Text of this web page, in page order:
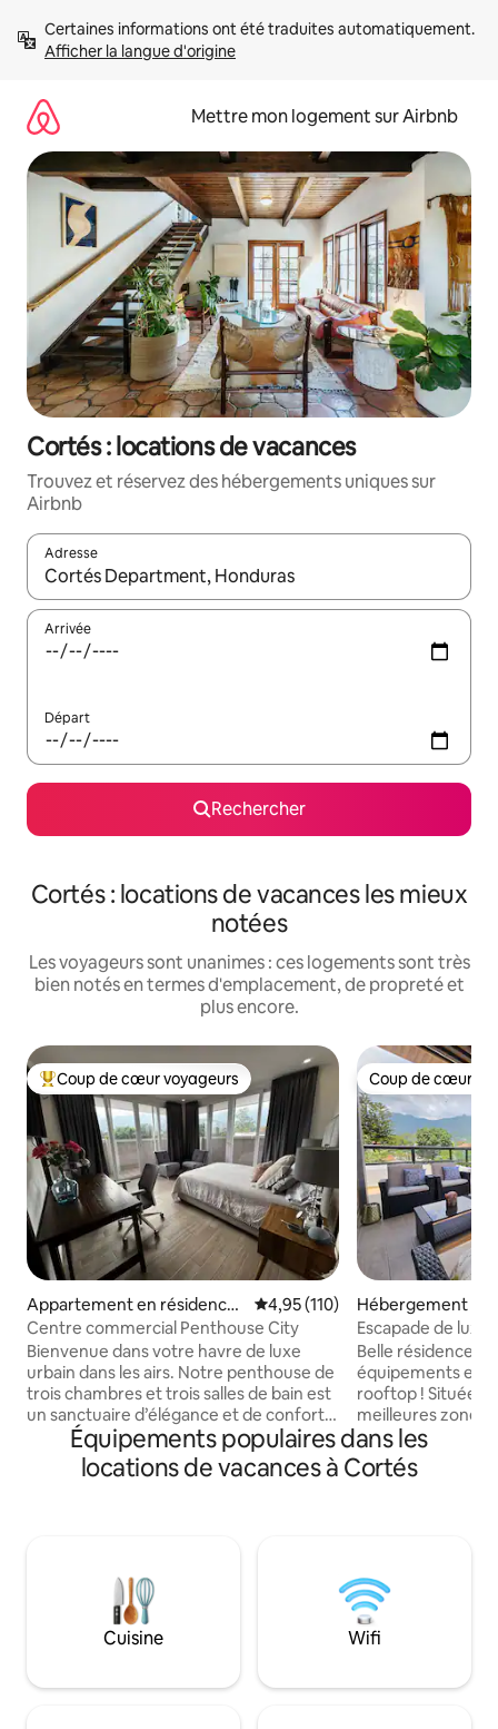
directement
Afficher la langue d'origine
Mettre mon logement sur Airbnb
Cortés : locations de vacances
Trouvez et réservez des hébergements uniques sur
Airbnb
Adresse
Lorsque les résultats s'affichent, utilisez les flèches vers le
Arrivée
Départ
Rechercher
Cortés : locations de vacances les mieux
notées
Les voyageurs sont unanimes : ces logements sont très
bien notés en termes d'emplacement, de propreté et
plus encore.
Coups de cœur voyageurs les plus appréciés
Coup de cœur voyageurs
Appartement en résidence ⋅
San Pedro Sula
Évaluation moyenne sur la
4,95 (110)
Centre commercial Penthouse City
Bienvenue dans votre havre de luxe
urbain dans les airs. Notre penthouse de
trois chambres et trois salles de bain est
un sanctuaire d’élégance et de confort,
conçu pour impressionner et offrir une
expérience de vie inégalée. Dès que
vous entrerez, vous serez accueilli par
naturellement sur le coin repas et la
cuisine, où vous pourrez prendre vos
repas en profitant d’une vue
panoramique sur El Merendón. Nous
stationnement à l’intérieur.
Coup de cœur
Coup de cœur
Hébergement ⋅
ula
Escapade de
Belle résidence
équipements
rooftop ! Située
meilleures zones
espaces
Entièrement
vous pourriez
restaurants, des
des pharmacies
pourrais avoir
voyage
Équipements populaires dans les
locations de vacances à Cortés
Cuisine Wifi